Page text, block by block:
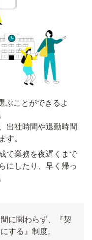
ぶことができるよ
出社時間や退勤時間
。
で業務を夜遅くまで
にしたり、早く帰っ
に関わらず、『契
する』制度。